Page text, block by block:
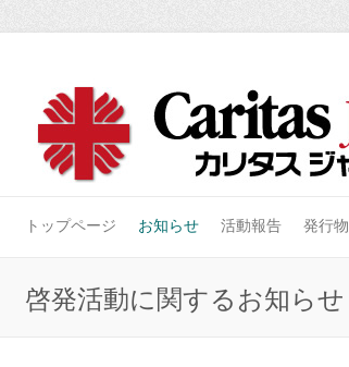
トップページ お知らせ 活動報告 発行物
啓発活動に関するお知らせ